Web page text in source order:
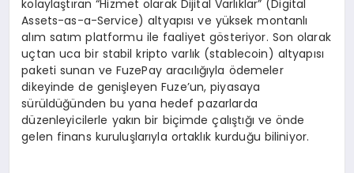
kolaylaştıran “Hizmet olarak Dijital Varlıklar” (Digital
Assets-as-a-Service) altyapısı ve yüksek montanlı
alım satım platformu ile faaliyet gösteriyor. Son olarak
uçtan uca bir stabil kripto varlık (stablecoin) altyapısı
paketi sunan ve FuzePay aracılığıyla ödemeler
dikeyinde de genişleyen Fuze’un, piyasaya
sürüldüğünden bu yana hedef pazarlarda
düzenleyicilerle yakın bir biçimde çalıştığı ve önde
gelen finans kuruluşlarıyla ortaklık kurduğu biliniyor.